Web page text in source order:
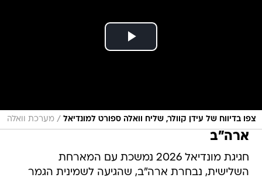
צפו בדיווח של עידן קוולר, שליח וואלה ספורט למונדיאל / מערכת וואלה
ארה"ב
חגיגת מונדיאל 2026 נמשכת עם המארחת
השלישית, נבחרת ארה"ב, שהגיעה לשמינית הגמר